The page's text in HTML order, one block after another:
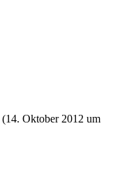
(14. Oktober 2012 um